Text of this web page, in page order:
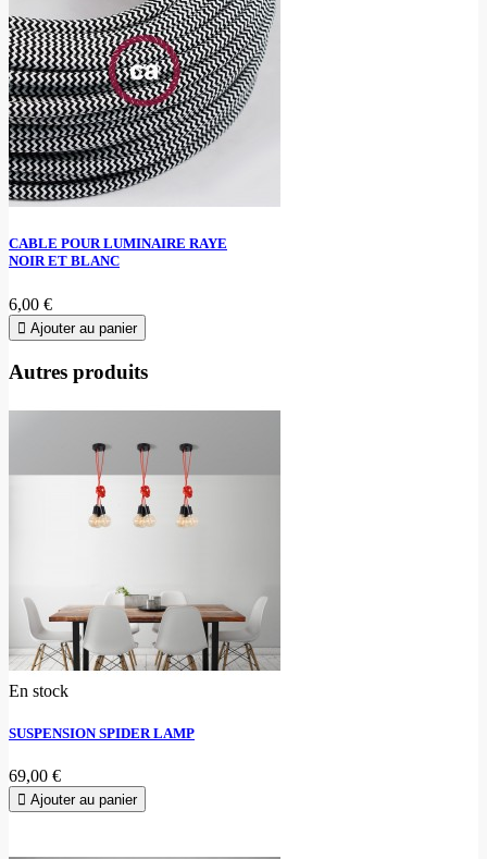
CABLE POUR LUMINAIRE RAYE
NOIR ET BLANC
6,00 €
Ajouter au panier
Autres produits
En stock
SUSPENSION SPIDER LAMP
69,00 €
Ajouter au panier